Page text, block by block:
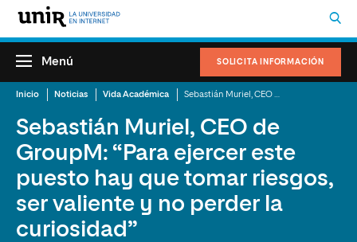
SOLICITA INFORMACIÓN
Menú
Inicio Noticias Vida Académica
Sebastián Muriel, CEO de
GroupM: “Para ejercer este
puesto hay que tomar riesgos,
ser valiente y no perder la
curiosidad”